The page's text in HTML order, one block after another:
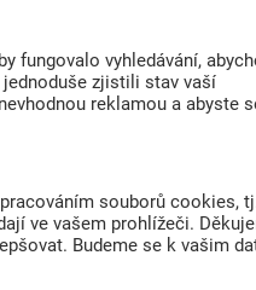
Skříně a komody
dvířková
Dodáváme do 3-4 týdny
fungovalo vyhledávání,
zjistili stav vaší
reklamou a abyste
souborů cookies,
ve vašem prohlížeči.
Budeme se k vašim